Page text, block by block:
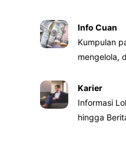
Info Cuan
Kumpulan
mengelola,
Karier
Informasi
hingga